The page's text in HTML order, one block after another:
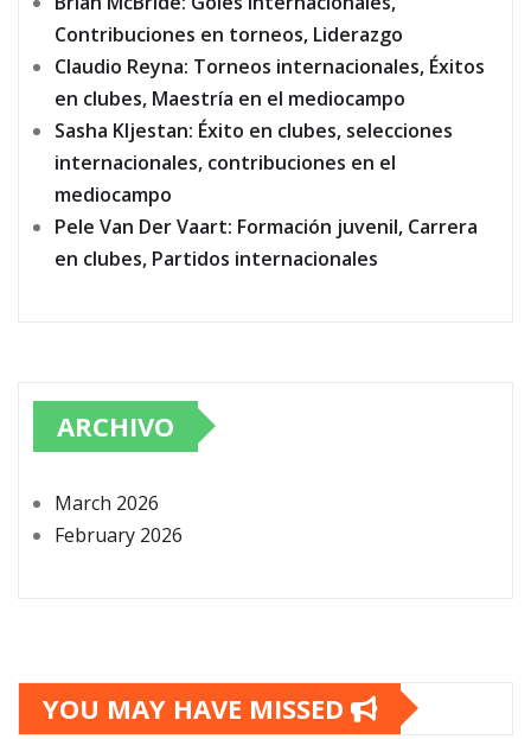
Contribuciones en torneos, Liderazgo
Claudio Reyna: Torneos internacionales, Éxitos
en clubes, Maestría en el mediocampo
Sasha Kljestan: Éxito en clubes, selecciones
internacionales, contribuciones en el
mediocampo
Pele Van Der Vaart: Formación juvenil, Carrera
en clubes, Partidos internacionales
ARCHIVO
March 2026
February 2026
YOU MAY HAVE MISSED